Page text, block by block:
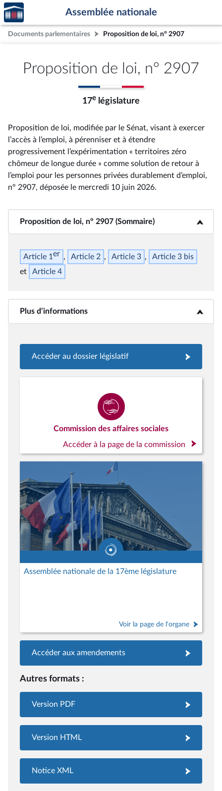
Aller au contenu
Aller en bas de la page
Accèder
à la
page
d'accueil
Assemblée nationale
Documents parlementaires Proposition de loi, n° 2907
Proposition de loi, n° 2907
17e législature
Proposition de loi, modifiée par le Sénat, visant à exercer
l’accès à l’emploi, à pérenniser et à étendre
progressivement l’expérimentation « territoires zéro
chômeur de longue durée » comme solution de retour à
l’emploi pour les personnes privées durablement d’emploi,
n° 2907, déposée le mercredi 10 juin 2026.
Proposition de loi, n° 2907 (Sommaire)
<b>Proposition de loi, n° 2907 (Sommaire)</b>
Article 1er Article 2 Article 3 Article 3 bis
Article 4
Plus d’informations<b>Plus d’informations</b>
Accéder au dossier législatif
Commission des affaires sociales
Accéder à la page de la commission
Assemblée nationale de la 17ème législature
Voir la page de l'organe
Accéder aux amendements
Autres formats :
Version PDF
Version HTML
Notice XML